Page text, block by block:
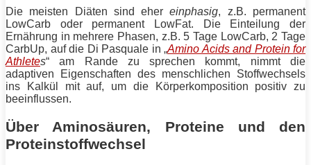
Die meisten Diäten sind ehereinphasig, z.B. permanent
LowCarb oder permanent LowFat. Die Einteilung der
Ernährung in mehrere Phasen, z.B. 5 Tage LowCarb, 2 Tage
CarbUp, auf die Di Pasquale in „Amino Acids and Protein for
Athletes“ am Rande zu sprechen kommt, nimmt die
adaptiven Eigenschaften des menschlichen Stoffwechsels
ins Kalkül mit auf, um die Körperkomposition positiv zu
beeinflussen.
Über Aminosäuren, Proteine und den
Proteinstoffwechsel